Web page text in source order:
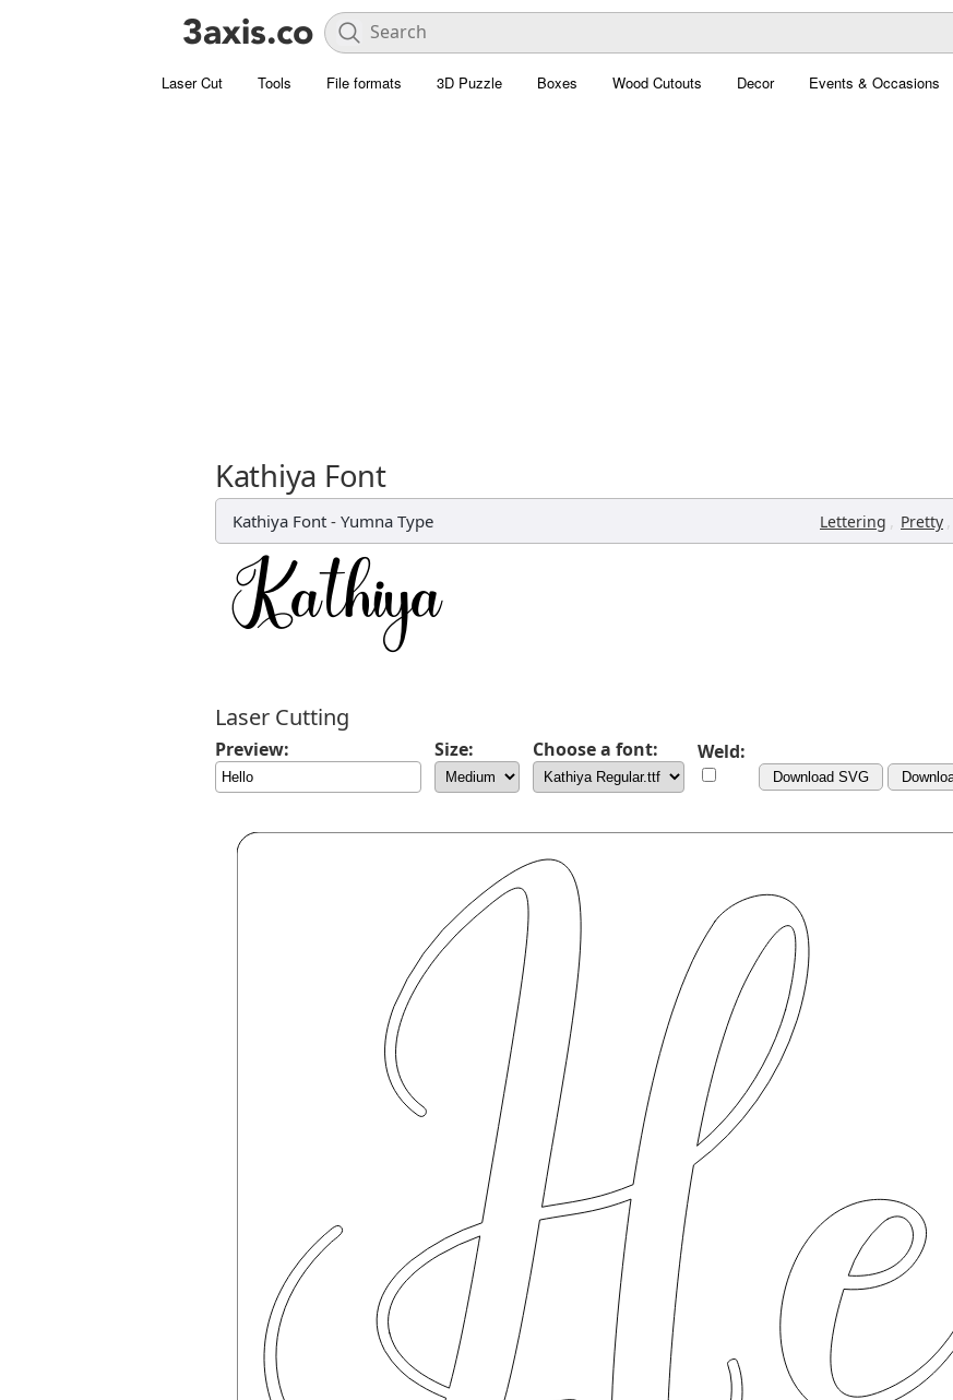
Laser Cut Tools File formats 3D Puzzle Boxes Wood Cutouts Decor Events & Occasions
Kathiya Font
Kathiya Font - Yumna Type Lettering , Pretty ,
Laser Cutting
Preview: Size: Choose a font: Weld:
Download SVG